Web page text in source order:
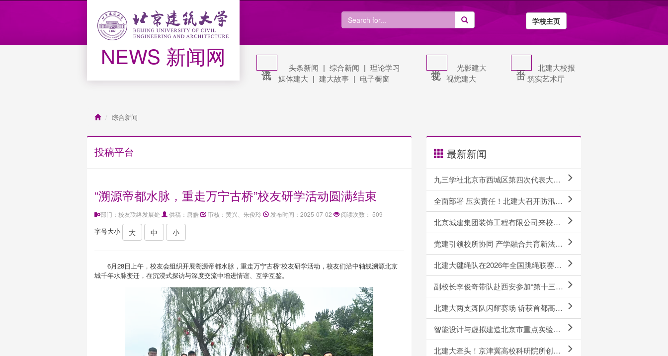
NEWS 新闻网
学校主页
头条新闻 | 综合新闻 | 理论学习
媒体建大 | 建大故事 | 电子橱窗
光影建大
视觉建大
北建大校报
筑实艺术厅
综合新闻
投稿平台
“溯源帝都水脉，重走万宁古桥”校友研学活动圆满结束
部门：校友联络发展处 供稿：唐皓 审核：黄兴、朱俊玲 发布时间：2025-07-02 阅读次数： 509
字号大小 大 中 小
6月28日上午，校友会组织开展溯源帝都水脉，重走万宁古桥”校友研学活动，校友们沿中轴线溯源北京
城千年水脉变迁，在沉浸式探访与深度交流中增进情谊、互学互鉴。
最新新闻
九三学社北京市西城区第四次代表大会召开 我校王红春教授当选区委副主委
全面部署 压实责任！北建大召开防汛工作动员部署会
北京城建集团装饰工程有限公司来校调研交流
党建引领校所协同 产学融合共育新法科人才｜人文社科学院与上海中联࿰...
北建大毽绳队在2026年全国跳绳联赛（安徽岳西站）中创佳绩
副校长李俊奇带队赴西安参加“第十三届全国建筑类高校科研管理工作会”并作专题报告
北建大两支舞队闪耀赛场 斩获首都高校大赛甲组总分第四名
智能设计与虚拟建造北京市重点实验室揭牌仪式暨学术委员会第一次工作会议成功举行
北建大牵头！京津冀高校科研院所创新联盟成立